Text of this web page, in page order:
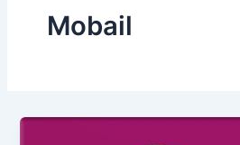
Mobail